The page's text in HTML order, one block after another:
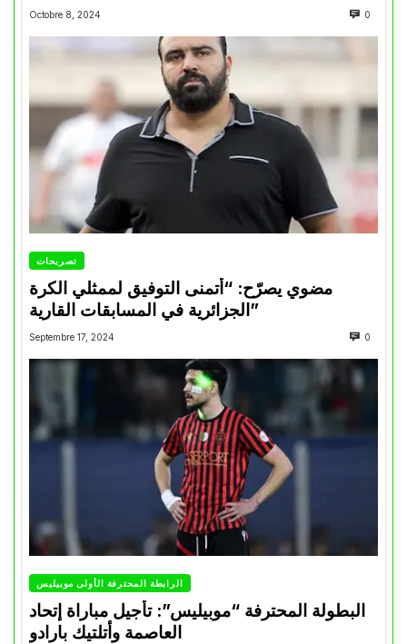
Octobre 8, 2024 0
تصريحات
مضوي يصرّح: “أتمنى التوفيق لممثلي الكرة
الجزائرية في المسابقات القارية”
Septembre 17, 2024 0
الرابطة المحترفة الأولى موبيليس
البطولة المحترفة “موبيليس”: تأجيل مباراة إتحاد
العاصمة وأتلتيك بارادو